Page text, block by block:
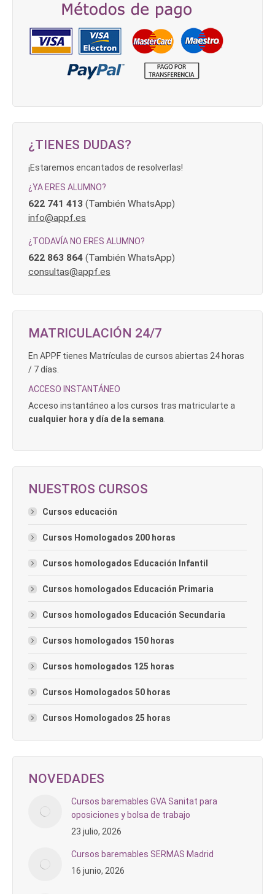
¿TIENES DUDAS?
¡Estaremos encantados de resolverlas!
¿YA ERES ALUMNO?
622 741 413 (También WhatsApp)
info@appf.es
¿TODAVÍA NO ERES ALUMNO?
622 863 864 (También WhatsApp)
consultas@appf.es
MATRICULACIÓN 24/7
En APPF tienes Matrículas de cursos abiertas 24 horas
/ 7 días.
ACCESO INSTANTÁNEO
Acceso instantáneo a los cursos tras matricularte a
cualquier hora y día de la semana
NUESTROS CURSOS
Cursos educación
Cursos Homologados 200 horas
Cursos homologados Educación Infantil
Cursos homologados Educación Primaria
Cursos homologados Educación Secundaria
Cursos homologados 150 horas
Cursos homologados 125 horas
Cursos Homologados 50 horas
Cursos Homologados 25 horas
NOVEDADES
Cursos baremables GVA Sanitat para
oposiciones y bolsa de trabajo
23 julio, 2026
Cursos baremables SERMAS Madrid
16 junio, 2026